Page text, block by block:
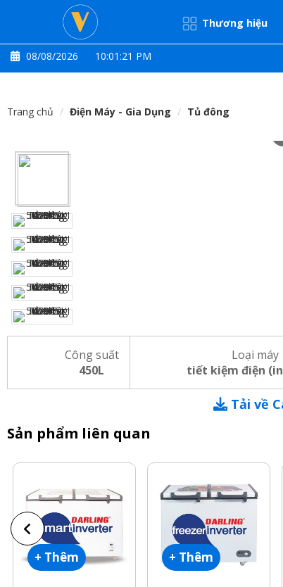
Thương hiệu
08/08/2026 10:01:22 PM
Trang chủ Điện Máy - Gia Dụng Tủ đông
Công suất
450L
Loại máy
tiết kiệm điện
Tải về
Sản phẩm liên quan
+ Thêm + Thêm